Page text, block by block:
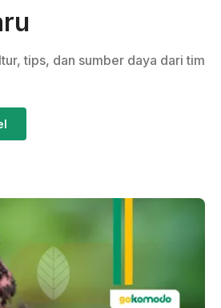
tips, dan sumber daya dari tim